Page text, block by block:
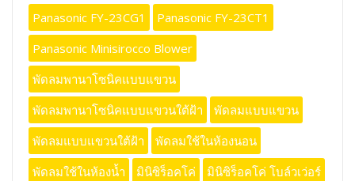
Panasonic FY-23CG1
Panasonic FY-23CT1
Panasonic Minisirocco Blower
พัดลมพานาโซนิคแบบแขวน
พัดลมพานาโซนิคแบบแขวนใต้ฝ้า
พัดลมแบบแขวน
พัดลมแบบแขวนใต้ฝ้า
พัดลมใช้ในห้องนอน
พัดลมใช้ในห้องน้ำ
มินิซิร็อคโค่ มินิซิร็อคโค่ โบล์วเว่อร์